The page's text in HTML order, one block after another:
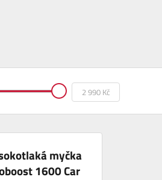
myčka
1600 Car